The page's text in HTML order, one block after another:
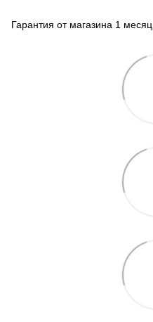
Гарантия от магазина 1 месяц